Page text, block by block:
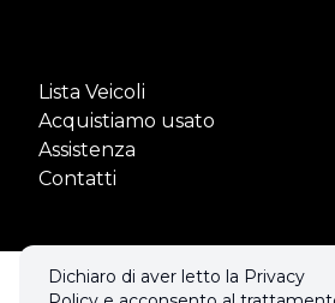
Lista Veicoli
Acquistiamo usato
Assistenza
Contatti
Dichiaro di aver letto la Privacy
© 2026 STEMAR DI GAI MARCO & C.